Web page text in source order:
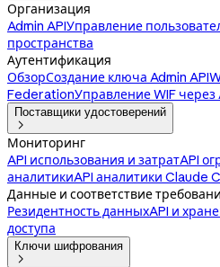
Организация
Admin APIУправление
пространства
Аутентификация
ОбзорСоздание ключа Admin API
FederationУправление WIF через
Поставщики удостоверений

Мониторинг
API использования и затратAPI
аналитикиAPI аналитики Claude
Данные и соответствие
Резидентность данныхAPI и
доступа
Ключи шифрования
